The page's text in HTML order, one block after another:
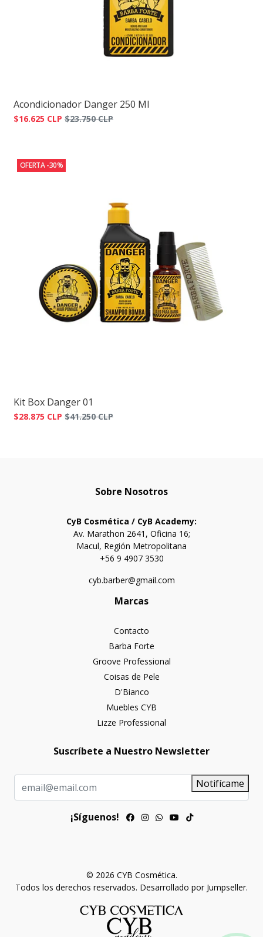
Acondicionador Danger 250 Ml
$16.625 CLP $23.750 CLP
OFERTA -30%
Kit Box Danger 01
$28.875 CLP $41.250 CLP
Sobre Nosotros
CyB Cosmética / CyB Academy:
Av. Marathon 2641, Oficina 16;
Macul, Región Metropolitana
+56 9 4907 3530
cyb.barber@gmail.com
Marcas
Contacto
Barba Forte
Groove Professional
Coisas de Pele
D'Bianco
Muebles CYB
Lizze Professional
Suscríbete a Nuestro Newsletter
Notifícame
¡Síguenos!
© 2026 CYB Cosmética.
Todos los derechos reservados. Desarrollado por Jumpseller.